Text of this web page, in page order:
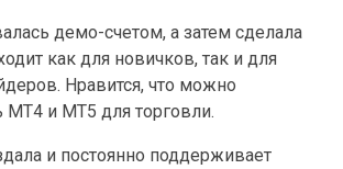
демо-счетом, а затем сделала
как для новичков, так и для
Нравится, что можно
MT4 и MT5 для торговли.
и постоянно поддерживает